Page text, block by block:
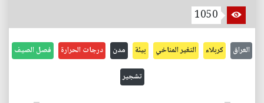
1050
العراق كربلاء التغير المناخي بيئة مدن درجات الحرارة فصل الصيف
تشجير